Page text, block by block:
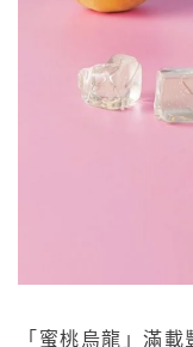
「蜜桃烏龍」滿